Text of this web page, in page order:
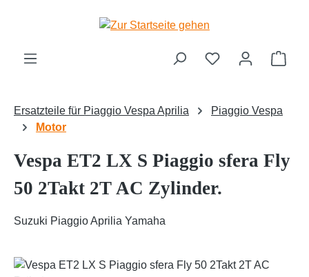
Zum Hauptinhalt springen
Ersatzteile für Piaggio Vespa Aprilia
Piaggio Vespa
Motor
Vespa ET2 LX S Piaggio sfera Fly
50 2Takt 2T AC Zylinder.
Suzuki Piaggio Aprilia Yamaha
Bildergalerie überspringen